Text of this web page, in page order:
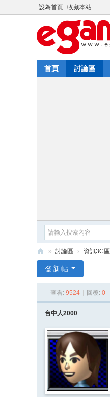
設為首頁 收藏本站
首頁 討論區
G
» 討論區 › 資訊3C區
發新帖
查看: 9524 回覆: 0
台中人2000